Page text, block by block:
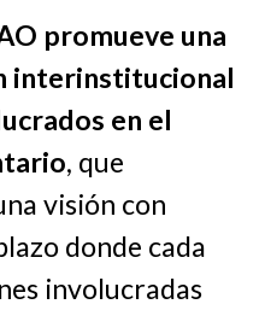
promueve una
interinstitucional
en el
, que
visión con
donde cada
involucradas